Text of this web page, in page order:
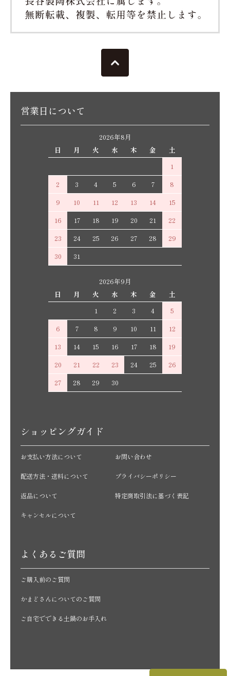
営業日について
2026年8月
日
月 火 水 木 金
土
1
2
3 4 5 6 7
8
9
10 11 12 13 14
15
16
17 18 19 20 21
22
23
24 25 26 27 28
29
30
31
2026年9月
日
月 火 水 木 金
土
1
2 3 4
5
6
7 8 9 10 11
12
13
14 15 16 17 18
19
20
21 22 23 24 25
26
27
28 29 30
ショッピングガイド
お支払い方法について
配送方法・送料について
返品について
キャンセルについて
お問い合わせ
プライバシーポリシー
特定商取引法に基づく表記
よくあるご質問
ご購入前のご質問
かまどさんについてのご質問
ご自宅でできる土鍋のお手入れ